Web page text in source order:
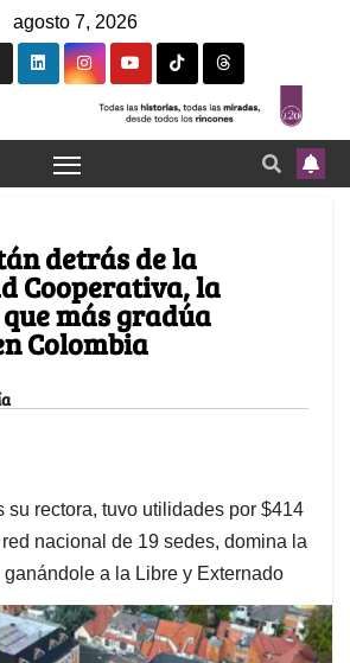
agosto 7, 2026
detrás de la
Cooperativa, la
más gradúa
Colombia
su rectora, tuvo utilidades por $414
nacional de 19 sedes, domina la
a la Libre y Externado